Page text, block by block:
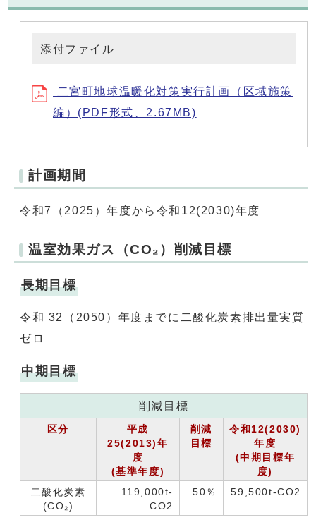
添付ファイル
二宮町地球温暖化対策実行計画（区域施策
編）(PDF形式、2.67MB)
計画期間
令和7（2025）年度から令和12(2030)年度
温室効果ガス（CO₂）削減目標
長期目標
令和 32（2050）年度までに二酸化炭素排出量実質
ゼロ
中期目標
削減目標
区分
平成
25(2013)年
度
(基準年度)
削減
目標
令和12(2030)
年度
(中期目標年
度)
二酸化炭素
(CO₂)
119,000t-
CO2
50％ 59,500t-CO2